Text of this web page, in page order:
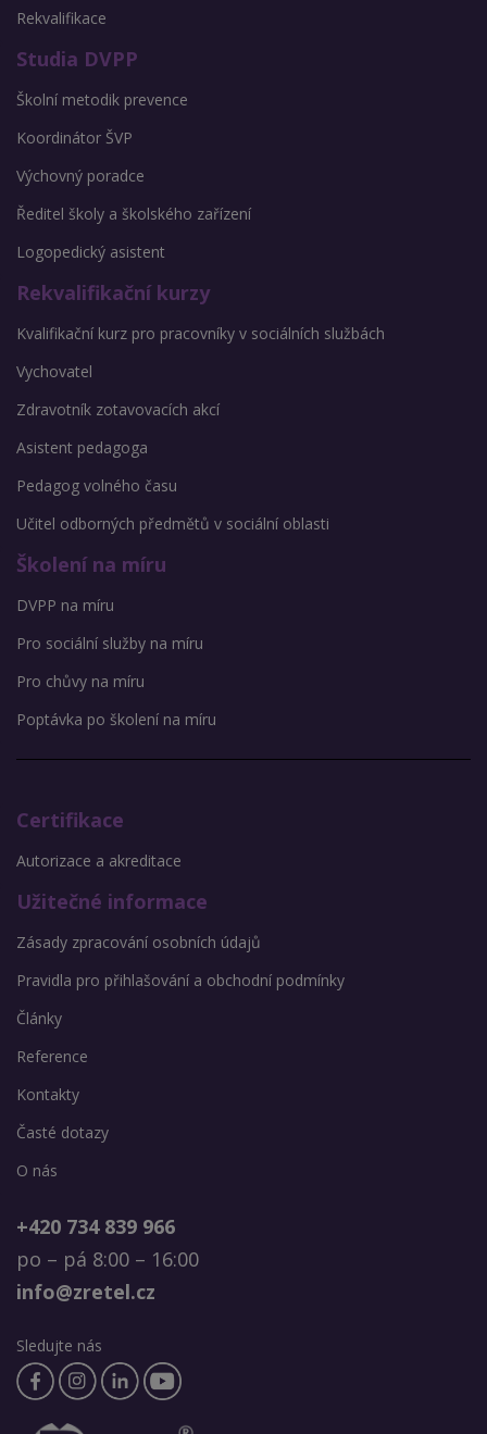
Rekvalifikace
Studia DVPP
Školní metodik prevence
Koordinátor ŠVP
Výchovný poradce
Ředitel školy a školského zařízení
Logopedický asistent
Rekvalifikační kurzy
Kvalifikační kurz pro pracovníky v sociálních službách
Vychovatel
Zdravotník zotavovacích akcí
Asistent pedagoga
Pedagog volného času
Učitel odborných předmětů v sociální oblasti
Školení na míru
DVPP na míru
Pro sociální služby na míru
Pro chůvy na míru
Poptávka po školení na míru
Certifikace
Autorizace a akreditace
Užitečné informace
Zásady zpracování osobních údajů
Pravidla pro přihlašování a obchodní podmínky
Články
Reference
Kontakty
Časté dotazy
O nás
+420 734 839 966
po – pá 8:00 – 16:00
info@zretel.cz
Sledujte nás